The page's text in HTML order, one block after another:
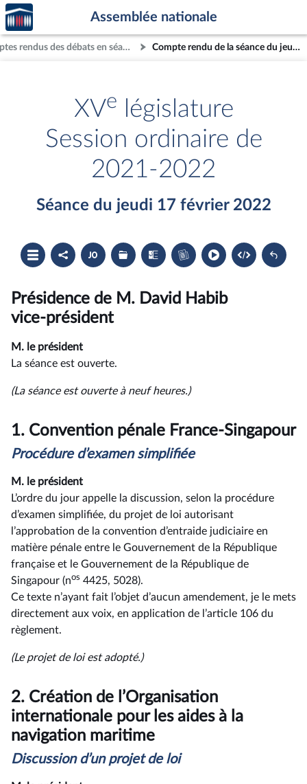
Aller au contenu
Aller en bas de la page
Accèder
à la
page
d'accueil
Assemblée nationale
Comptes rendus des débats en séance Compte rendu de la séance du jeudi 17 février 2022
XVe
législature
Session ordinaire de
2021-2022
Séance du jeudi 17 février 2022
Ouvrir
le
sommaire
Partager
le
compte
Accéder
au
document
du
compte
rendu
Les
dossiers
législatifs
Les
textes
examinés
Accéder
au
cahier
Présidence de M. David Habib
vice-président
M. le président
La séance est ouverte.
(La séance est ouverte à neuf heures.)
1. Convention pénale France-Singapour
Procédure d’examen simplifiée
M. le président
L’ordre du jour appelle la discussion, selon la procédure
d’examen simplifiée, du projet de loi autorisant
l’approbation de la convention d’entraide judiciaire en
matière pénale entre le Gouvernement de la République
française et le Gouvernement de la République de
Singapour (nos 4425, 5028).
Ce texte n’ayant fait l’objet d’aucun amendement, je le mets
directement aux voix, en application de l’article 106 du
règlement.
(Le projet de loi est adopté.)
2. Création de l’Organisation
internationale pour les aides à la
navigation maritime
Discussion d’un projet de loi